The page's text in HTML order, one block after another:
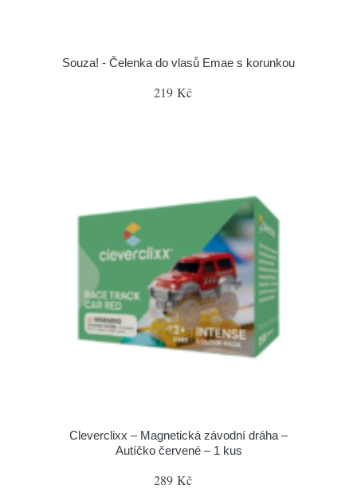
Souza! - Čelenka do vlasů Emae s korunkou
219 Kč
Cleverclixx – Magnetická závodní dráha –
Autíčko červené – 1 kus
289 Kč